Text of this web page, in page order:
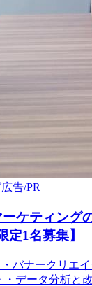
広告/PR
ケティング
定1名募集】
バナークリエ
データ分析と